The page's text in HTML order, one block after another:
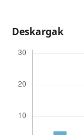
Deskargak